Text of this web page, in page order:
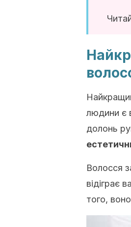
людини є
долонь
Волосся
відіграє
того,